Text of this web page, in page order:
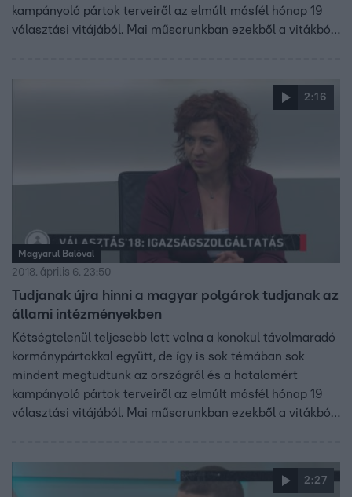
kampányoló pártok terveiről az elmúlt másfél hónap 19
választási vitájából. Mai műsorunkban ezekből a vitákból
2:16
Magyarul Balóval
2018. április 6. 23:50
Tudjanak újra hinni a magyar polgárok tudjanak az
állami intézményekben
Kétségtelenül teljesebb lett volna a konokul távolmaradó
kormánypártokkal együtt, de így is sok témában sok
mindent megtudtunk az országról és a hatalomért
kampányoló pártok terveiről az elmúlt másfél hónap 19
választási vitájából. Mai műsorunkban ezekből a vitákból
2:27